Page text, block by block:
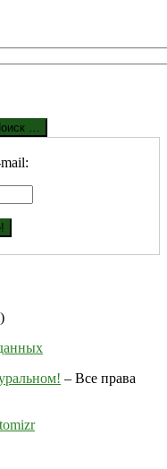
…
– Все права